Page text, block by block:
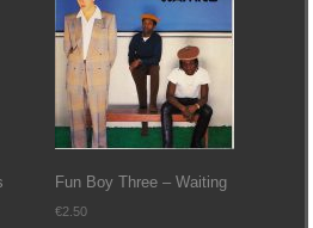
Fun Boy Three ‎– Waiting
€2.50